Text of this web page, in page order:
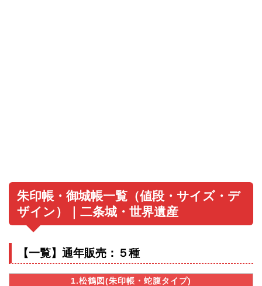
朱印帳・御城帳一覧（値段・サイズ・デ
ザイン）｜二条城・世界遺産
【一覧】通年販売：５種
1.松鶴図(朱印帳・蛇腹タイプ)